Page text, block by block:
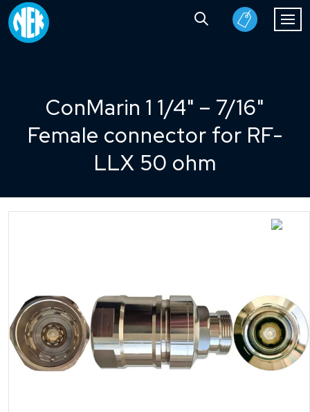
ConMarin 1 1/4" – 7/16"
Female connector for RF-
LLX 50 ohm